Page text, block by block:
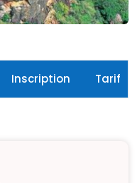
Inscription Tarif